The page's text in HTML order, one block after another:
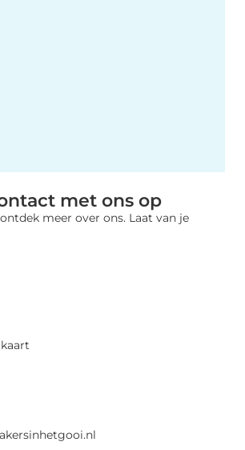
met ons op
meer over ons. Laat van je